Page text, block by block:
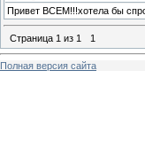
Привет ВСЕМ!!!хотела бы
Страница 1 из 1 1
Полная версия сайта